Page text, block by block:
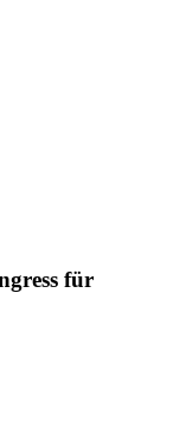
für